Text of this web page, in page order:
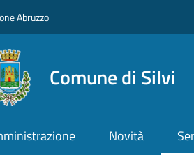
Abruzzo
Comune di Silvi
Novità